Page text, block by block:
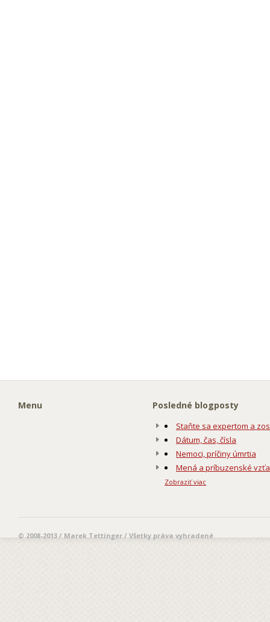
Menu Posledné blogposty
Staňte sa expertom a
Dátum, čas, čísla
Nemoci, príčiny úmrtia
Mená a príbuzenské
Zobraziť viac
© 2008-2013 / Marek Tettinger / Všetky práva vyhradené